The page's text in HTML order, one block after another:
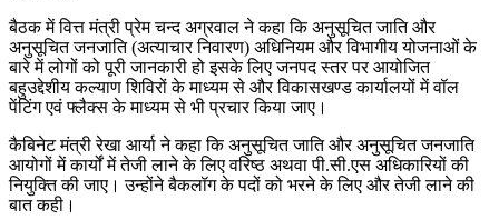
बैठक में वित्त मंत्री प्रेम चन्द अग्रवाल ने कहा कि अनुसूचित जाति और
अनुसूचित जनजाति (अत्याचार निवारण) अधिनियम और विभागीय योजनाओं के
बारे में लोगों को पूरी जानकारी हो इसके लिए जनपद स्तर पर आयोजित
बहुउद्देशीय कल्याण शिविरों के माध्यम से और विकासखण्ड कार्यालयों में वॉल
पेंटिंग एवं फ्लैक्स के माध्यम से भी प्रचार किया जाए।
कैबिनेट मंत्री रेखा आर्या ने कहा कि अनुसूचित जाति और अनुसूचित जनजाति
आयोगों में कार्यों में तेजी लाने के लिए वरिष्ठ अथवा पी.सी.एस अधिकारियों की
नियुक्ति की जाए। उन्होंने बैकलॉग के पदों को भरने के लिए और तेजी लाने की
बात कही।